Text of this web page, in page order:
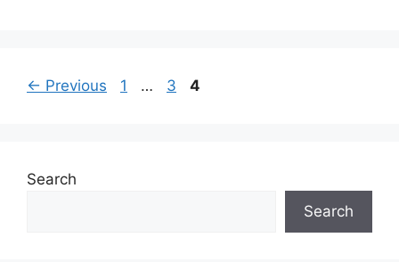
← Previous Page
1 … Page
3 Page
4
Search
Search